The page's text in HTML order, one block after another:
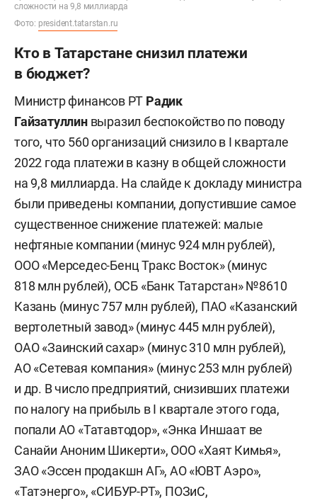
сложности на 9,8 миллиарда
Фото: president.tatarstan.ru
Кто в Татарстане снизил платежи
в бюджет?
Министр финансов РТ Радик
Гайзатуллинвыразил беспокойство по поводу
того, что 560 организаций снизило в I квартале
2022 года платежи в казну в общей сложности
на 9,8 миллиарда. На слайде к докладу министра
были приведены компании, допустившие самое
существенное снижение платежей: малые
нефтяные компании (минус 924 млн рублей),
ООО «Мерседес-Бенц Тракс Восток» (минус
818 млн рублей), ОСБ «Банк Татарстан» №8610
Казань (минус 757 млн рублей), ПАО «Казанский
вертолетный завод» (минус 445 млн рублей),
ОАО «Заинский сахар» (минус 310 млн рублей),
АО «Сетевая компания» (минус 253 млн рублей)
и др. В число предприятий, снизивших платежи
по налогу на прибыль в I квартале этого года,
попали АО «Татавтодор», «Энка Иншаат ве
Санайи Аноним Шикерти», ООО «Хаят Кимья»,
ЗАО «Эссен продакшн АГ», АО «ЮВТ Аэро»,
«Татэнерго», «СИБУР-РТ», ПОЗиС,